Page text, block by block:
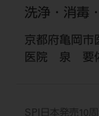
洗浄・消毒
京都府亀岡
医院 泉 要
SPI日本発売10周